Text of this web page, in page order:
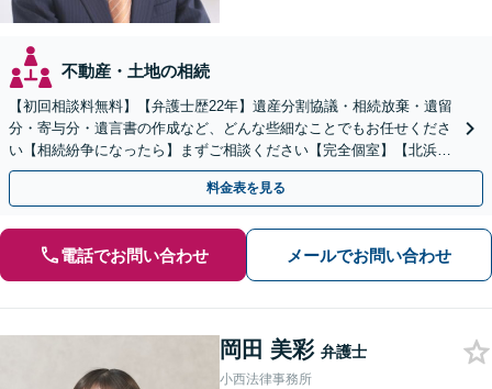
不動産・土地の相続
【初回相談料無料】【弁護士歴22年】遺産分割協議・相続放棄・遺留
分・寄与分・遺言書の作成など、どんな些細なことでもお任せくださ
い【相続紛争になったら】まずご相談ください【完全個室】【北浜駅
から徒歩10分】
料金表を見る
電話でお問い合わせ メールでお問い合わせ
岡田 美彩 弁護士
小西法律事務所